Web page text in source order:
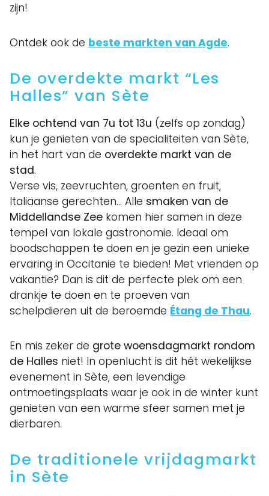
zijn!
Ontdek ook de beste markten van Agde.
De overdekte markt “Les
Halles” van Sète
Elke ochtend van 7u tot 13u (zelfs op zondag)
kun je genieten van de specialiteiten van Sète,
in het hart van de overdekte markt van de
stad.
Verse vis, zeevruchten, groenten en fruit,
Italiaanse gerechten… Alle smaken van de
Middellandse Zee komen hier samen in deze
tempel van lokale gastronomie. Ideaal om
boodschappen te doen en je gezin een unieke
ervaring in Occitanië te bieden! Met vrienden op
vakantie? Dan is dit de perfecte plek om een
drankje te doen en te proeven van
schelpdieren uit de beroemde Étang de Thau.
En mis zeker de grote woensdagmarkt rondom
de Halles niet! In openlucht is dit hét wekelijkse
evenement in Sète, een levendige
ontmoetingsplaats waar je ook in de winter kunt
genieten van een warme sfeer samen met je
dierbaren.
De traditionele vrijdagmarkt
in Sète